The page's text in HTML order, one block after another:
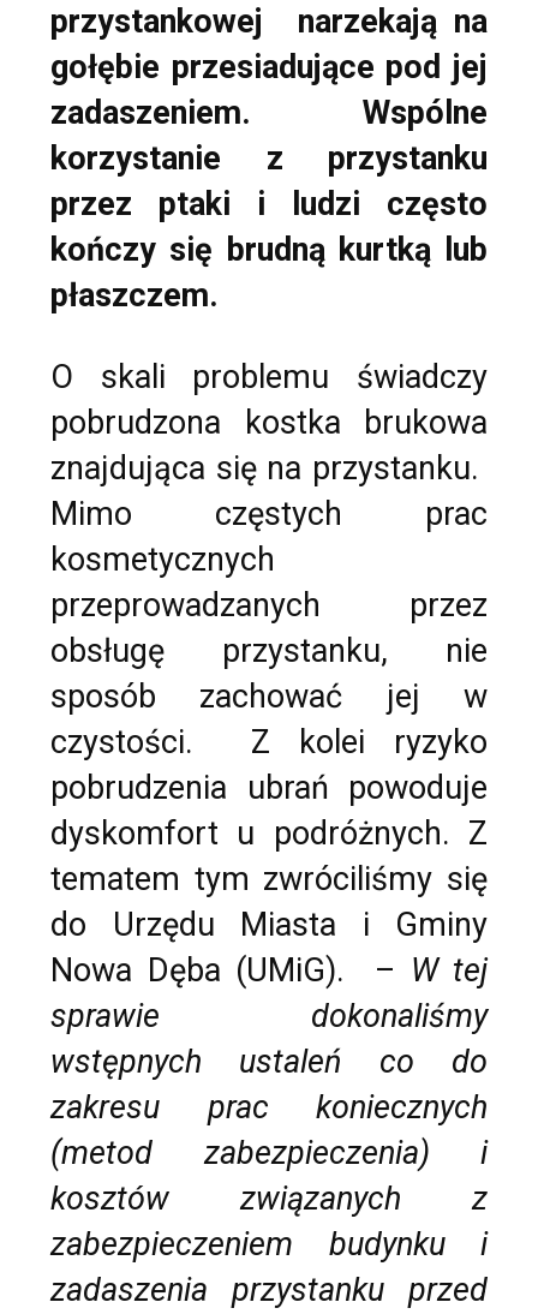
przystankowej narzekają na
gołębie przesiadujące pod jej
zadaszeniem. Wspólne
korzystanie z przystanku
przez ptaki i ludzi często
kończy się brudną kurtką lub
płaszczem.
O skali problemu świadczy
pobrudzona kostka brukowa
znajdująca się na przystanku.
Mimo częstych prac
kosmetycznych
przeprowadzanych przez
obsługę przystanku, nie
sposób zachować jej w
czystości. Z kolei ryzyko
pobrudzenia ubrań powoduje
dyskomfort u podróżnych. Z
tematem tym zwróciliśmy się
do Urzędu Miasta i Gminy
Nowa Dęba (UMiG). – W tej
sprawie dokonaliśmy
wstępnych ustaleń co do
zakresu prac koniecznych
(metod zabezpieczenia) i
kosztów związanych z
zabezpieczeniem budynku i
zadaszenia przystanku przed